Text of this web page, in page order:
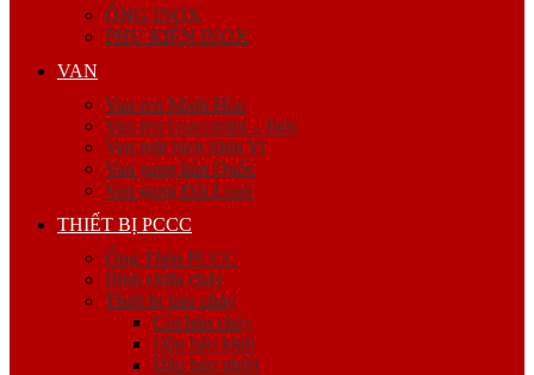
ỐNG INOX
PHỤ KIỆN INOX
VAN
Van ren Minh Hòa
Van ren Giacomini – Italy
Van mặt bích Shin Yi
Van gang hàn Quốc
Van gang Đài Loan
THIẾT BỊ PCCC
Ống Thép PCCC
Bình chữa cháy
Thiết bị báo cháy
Còi báo cháy
Đầu báo khói
Đầu báo nhiệt